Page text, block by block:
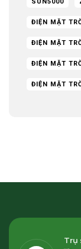
ĐIỆN MẶT
ĐIỆN MẶT
ĐIỆN MẶT
ĐIỆN MẶT
Trụ